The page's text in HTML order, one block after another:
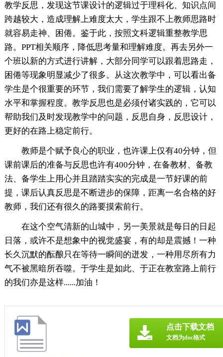
教学反思，发现这节课设计的逻辑过于理科化、知识点间
跨越较大，造成理解上难度太大，学生跟不上教师思路时
就容易走神、困倦。鉴于此，按照文科逻辑重整教学思
路。PPT相关顺序，降低思考量和理解难度。再去另外一
个班以新的方式进行讲解，大部分同学可以跟着思路走，
困倦等现象明显减少了很多。从这次教学中，可以看出备
学生是个很重要的环节，我们需要了解学生的逻辑，认知
水平和掌握程度。教学反思也是必须付诸实践的，它可以
帮助我们及时发现教学中的问题，反思自身，反思设计，
更好的在路上稳定前行。
教师是个赋予良心的职业，也许课上仅有40分钟，但
课前课后的准备与反思也许有400分钟，在备教材、备教
法、备学生上用心并且踏踏实实的完成是一节好课的前
提，课后认真反思是不断进步的保障，距离一名合格的好
教师，我们还有很久的路要摸索前行。
在这个空气清新的山城中，另一美景就是每日的日起
日落，或许不是想象中的视觉盛宴，有的却是震撼！一种
长久沉默的酝酿只在等待一瞬间的迸发，一种用尽所有力
气不被黑暗所吞噬。于学生是如此、于正在教室路上前行
的我们亦是这样......加油！
点击下载文档
文档为doc格式